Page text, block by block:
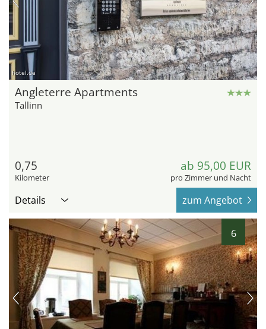
hotel.de
Angleterre Apartments
Tallinn
0,75
Kilometer
ab 95,00 EUR
pro Zimmer und Nacht
Details zum Angebot
6